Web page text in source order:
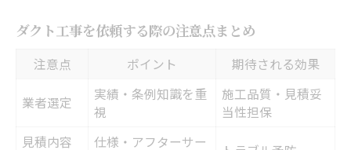
ダクト工事を依頼する際の注意点まとめ
注意点 ポイント 期待される効果
業者選定
実績・条例知識を重
視
施工品質・見積妥
当性担保
見積内容
仕様・アフターサー